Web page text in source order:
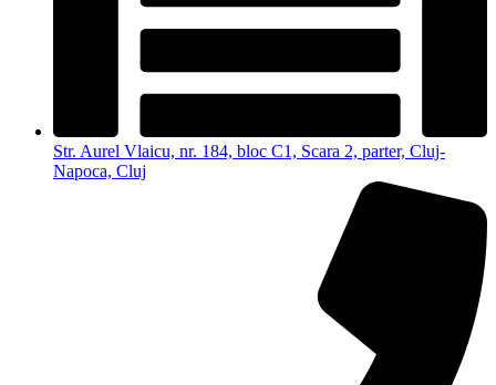
Str. Aurel Vlaicu, nr. 184, bloc C1, Scara 2, parter, Cluj-
Napoca, Cluj